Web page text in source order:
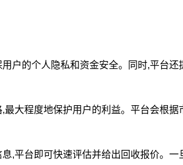
户的个人隐私和资金安全。同时,平台
大程度地保护用户的利益。平台会根
,平台即可快速评估并给出回收报价。一